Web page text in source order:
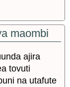
maombi
ajira
tovuti
na utafute